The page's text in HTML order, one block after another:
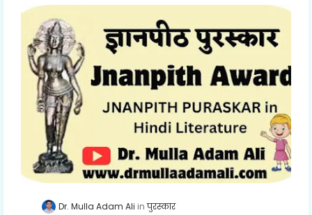
Dr. Mulla Adam Ali पुरस्कार